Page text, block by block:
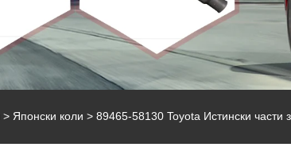
> Японски коли > 89465-58130 Toyota Истински